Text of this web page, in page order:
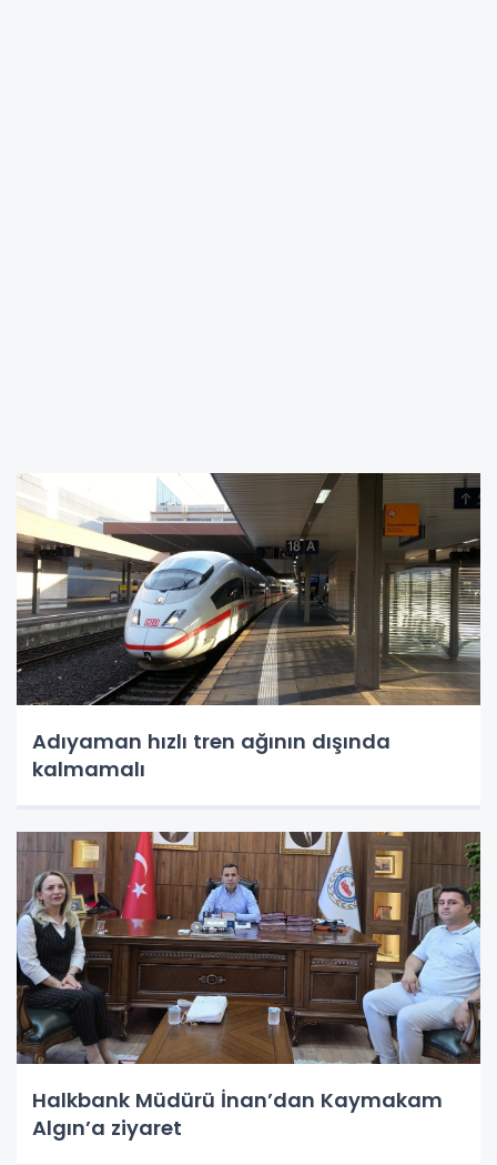
Adıyaman hızlı tren ağının dışında
kalmamalı
Halkbank Müdürü İnan’dan Kaymakam
Algın’a ziyaret